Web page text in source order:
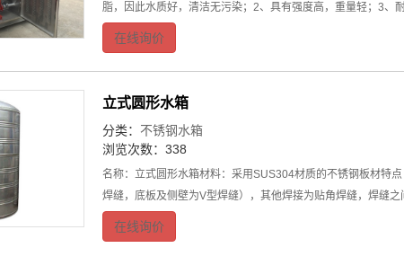
脂，因此水质好，清洁无污染；2、具有强度高，重量轻；3、
在线询价
立式圆形水箱
分类： 不锈钢水箱
浏览次数：338
名称：立式圆形水箱材料：采用SUS304材质的不锈钢板材特
焊缝，底板及侧壁为V型焊缝），其他焊接为贴角焊缝，焊缝
在线询价